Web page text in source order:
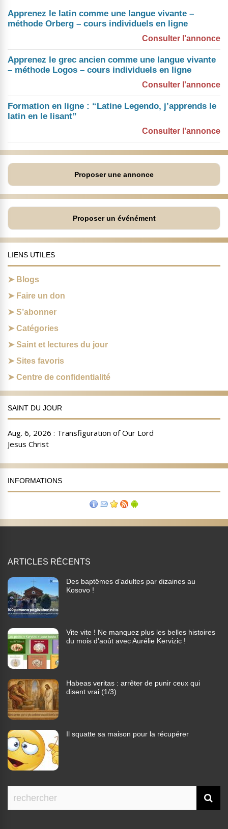
Apprenez le latin comme une langue vivante –
méthode Orberg – cours individuels en ligne
Consulter l'annonce
Apprenez le grec ancien comme une langue vivante
– méthode Logos – cours individuels en ligne
Consulter l'annonce
Formation en ligne : “Latine Legendo, j’apprends le
latin en le lisant”
Consulter l'annonce
Proposer une annonce
Proposer un événément
LIENS UTILES
Blogs
Faire un don
S’abonner
Catégories
Saint et lectures du jour
Sites favoris
Centre de confidentialité
SAINT DU JOUR
INFORMATIONS
ARTICLES RÉCENTS
Des baptêmes d’adultes par dizaines au
Kosovo !
Vite vite ! Ne manquez plus les belles histoires
du mois d’août avec Aurélie Kervizic !
Habeas veritas : arrêter de punir ceux qui
disent vrai (1/3)
Il squatte sa maison pour la récupérer